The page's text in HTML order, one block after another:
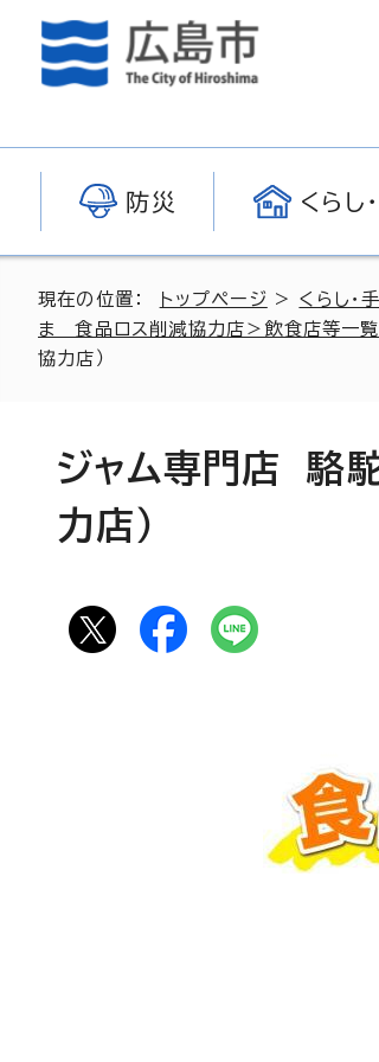
防災 くらし
現在の位置： トップページ > くらし・
ま 食品ロス削減協力店＞飲食店等一覧
協力店）
ジャム専門店 駱
力店）